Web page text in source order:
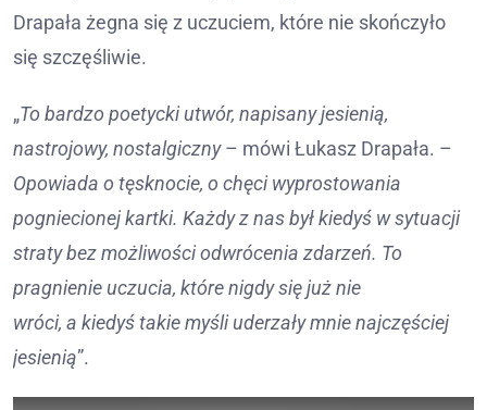
Drapała żegna się z uczuciem, które nie skończyło
się szczęśliwie.
„To bardzo poetycki utwór, napisany jesienią,
nastrojowy, nostalgiczny– mówi Łukasz Drapała. –
Opowiada o tęsknocie, o chęci wyprostowania
pogniecionej kartki. Każdy z nas był kiedyś w sytuacji
straty bez możliwości odwrócenia zdarzeń. To
pragnienie uczucia, które nigdy się już nie
wróci, a kiedyś takie myśli uderzały mnie najczęściej
jesienią”.